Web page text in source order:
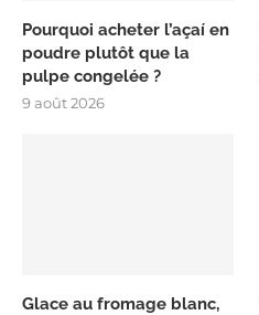
Pourquoi acheter l’açaí en
poudre plutôt que la
pulpe congelée ?
9 août 2026
Glace au fromage blanc,